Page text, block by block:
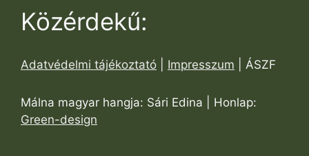
Közérdekű:
Adatvédelmi tájékoztató Impresszum | ÁSZF
Málna magyar hangja: Sári Edina | Honlap:
Green-design